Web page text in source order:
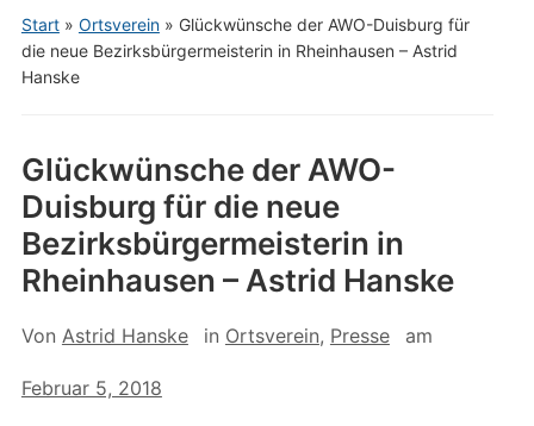
Start» Ortsverein» Glückwünsche der AWO-Duisburg für
die neue Bezirksbürgermeisterin in Rheinhausen – Astrid
Hanske
Glückwünsche der AWO-
Duisburg für die neue
Bezirksbürgermeisterin in
Rheinhausen – Astrid Hanske
Von Astrid Hanske in Ortsverein, Presse am
Februar 5, 2018